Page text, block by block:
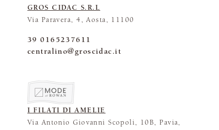
GROS CIDAC S.R.L
Via Paravera, 4, Aosta, 11100
39 0165237611
centralino@groscidac.it
I FILATI DI AMELIE
Via Antonio Giovanni Scopoli, 10B, Pavia,